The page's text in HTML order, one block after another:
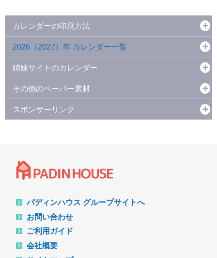
カレンダーの印刷方法
2026（2027）年 カレンダー一覧
姉妹サイトのカレンダー
その他のペーパー素材
スポンサーリンク
パディンハウス グループサイトへ
お問い合わせ
ご利用ガイド
会社概要